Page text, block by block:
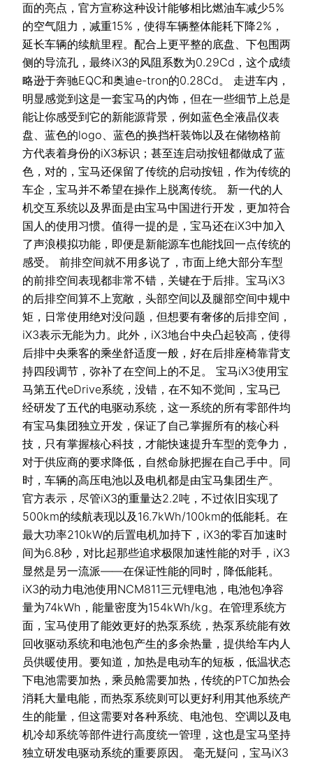
面的亮点，官方宣称这种设计能够相比燃油车减少5%
的空气阻力，减重15%，使得车辆整体能耗下降2%，
延长车辆的续航里程。配合上更平整的底盘、下包围两
侧的导流孔，最终iX3的风阻系数为0.29Cd，这个成绩
略逊于奔驰EQC和奥迪e-tron的0.28Cd。 走进车内，
明显感觉到这是一套宝马的内饰，但在一些细节上总是
能让你感受到它的新能源背景，例如蓝色全液晶仪表
盘、蓝色的logo、蓝色的换挡杆装饰以及在储物格前
方代表着身份的iX3标识；甚至连启动按钮都做成了蓝
色，对的，宝马还保留了传统的启动按钮，作为传统的
车企，宝马并不希望在操作上脱离传统。 新一代的人
机交互系统以及界面是由宝马中国进行开发，更加符合
国人的使用习惯。值得一提的是，宝马还在iX3中加入
了声浪模拟功能，即便是新能源车也能找回一点传统的
感受。 前排空间就不用多说了，市面上绝大部分车型
的前排空间表现都非常不错，关键在于后排。宝马iX3
的后排空间算不上宽敞，头部空间以及腿部空间中规中
矩，日常使用绝对没问题，但想要有奢侈的后排空间，
iX3表示无能为力。此外，iX3地台中央凸起较高，使得
后排中央乘客的乘坐舒适度一般，好在后排座椅靠背支
持四段调节，弥补了在空间上的不足。 宝马iX3使用宝
马第五代eDrive系统，没错，在不知不觉间，宝马已
经研发了五代的电驱动系统，这一系统的所有零部件均
有宝马集团独立开发，保证了自己掌握所有的核心科
技，只有掌握核心科技，才能快速提升车型的竞争力，
对于供应商的要求降低，自然命脉把握在自己手中。同
时，车辆的高压电池以及电机都是由宝马集团生产。
官方表示，尽管iX3的重量达2.2吨，不过依旧实现了
500km的续航表现以及16.7kWh/100km的低能耗。在
最大功率210kW的后置电机加持下，iX3的零百加速时
间为6.8秒，对比起那些追求极限加速性能的对手，iX3
显然是另一流派——在保证性能的同时，降低能耗。
iX3的动力电池使用NCM811三元锂电池，电池包净容
量为74kWh，能量密度为154kWh/kg。在管理系统方
面，宝马使用了能效更好的热泵系统，热泵系统能有效
回收驱动系统和电池包产生的多余热量，提供给车内人
员供暖使用。要知道，加热是电动车的短板，低温状态
下电池需要加热，乘员舱需要加热，传统的PTC加热会
消耗大量电能，而热泵系统则可以更好利用其他系统产
生的能量，但这需要对各种系统、电池包、空调以及电
机冷却系统等部件进行高度统一管理，这也是宝马坚持
独立研发电驱动系统的重要原因。 毫无疑问，宝马iX3